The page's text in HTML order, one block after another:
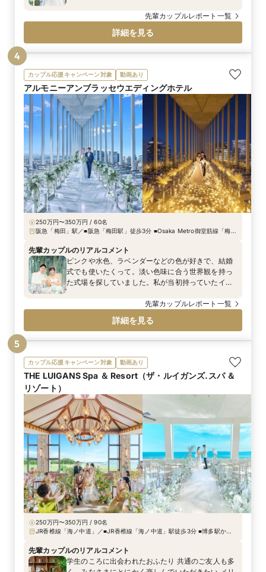
グを実現しました。ゲストとの距離が近く、どの瞬
間も笑顔が広がる、あたたかな一日となりました。
先輩カップルレポート一覧
詳細を見る
カップル応援キャンペーン対象 動画あり
アルモニーアンブラッセウエディングホテル
250万円〜350万円 / 60名
阪急「梅田」駅／■阪急「梅田駅」徒歩3分 ■Osaka Metro御堂筋線「梅田
■JR「大阪駅」徒歩7分
先輩カップルのリアルコメント
ピンクや水色、ラベンダーなどの色が好きで、結婚
式でも使いたくって。淡い色味に合う世界観を持っ
た式場を探していました。私が当初持っていたイ
と準備を進める中で“GRACE OF TEARS＝涙の恵
み”というコンセプトが出てきました。私たちが初め
て出会った日も、初めてデートをした日も、実は雨
印象だけではない雨ですが、恵みをもたらしてくれ
たり、生命の源でもあったりと、ポジティブな意味
合いもあるとプランナーさんに気づかせていただき
の存在あってこそ。みなさんにしっかり感謝を伝え
る結婚式にしたいという思いから、“感動の涙があふ
れる結婚式”にしよう、とコンセプトが決まりまし
た。 ペーパー類に傘のイラストを入れたり、高砂の
装花は水が滴るようなイメージにしたり。アイテム
は雨や水のイメージで統一しました。特に印象的
だったのは、カラードレスに合わせた傘のブーケで
す。装花担当の方と何度も打合せをして、作ってい
ただきました。
先輩カップルレポート一覧
詳細を見る
4
カップル応援キャンペーン対象 動画あり
THE LUIGANS Spa ＆ Resort（ザ・ルイガンズ.スパ ＆
リゾート）
250万円〜350万円 / 90名
JR香椎線「海ノ中道」／■JR香椎線「海ノ中道」駅徒歩3分 ■博多駅から
先輩カップルのリアルコメント
学生のころに出会われたおふたり 共通のご友人も多
5